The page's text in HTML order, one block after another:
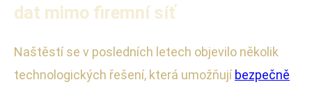
dat mimo firemní síť
Naštěstí se v posledních letech objevilo několik
technologických řešení, která umožňujíbezpečně